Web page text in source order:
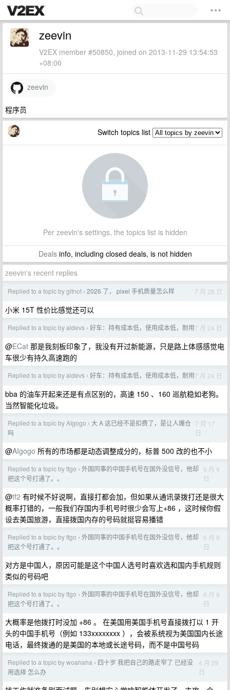
zeevin
V2EX member #50850, joined on 2013-11-29 13:54:53
+08:00
zeevin
程序员
Switch topics list
Per zeevin's settings, the topics list is hidden
Dealsinfo, including closed deals, is not hidden
zeevin's recent replies
Replied to a topic by gitnot › 2026 了， pixel 手机质量怎么样 7 月 28 日
小米 15T 性价比感觉还可以
Replied to a topic by aidevs › 好车：持有成本低，使用成本低，耐用7 月 24 日
@ECat 那是我刻板印象了，我没有开过新能源，只是路上体感感觉电
车很少有持久高速跑的
Replied to a topic by aidevs › 好车：持有成本低，使用成本低，耐用7 月 24 日
bba 的油车开起来还是有点区别的，高速 150 、160 巡航稳如老狗。
当然智能化垃圾。
Replied to a topic by AIgogo › 大 A 这已经不是扣费了，是让人爆仓
吗
7 月 17
日
@AIgogo 所有的市场都是动态调整成分的，标普 500 改的也不小
Replied to a topic by ttgo › 外国同事的中国手机号在国外没信号，他却
把这个号打通了。。
6 月 9
日
@tf2 有时候不好说啊，直接打都会加，但如果从通讯录拨打还是很大
概率打错的，一般我们存国内手机号时很少会写上+86 ，这时候你假
设去美国旅游，直接拨国内存的号码就挺容易播错
Replied to a topic by ttgo › 外国同事的中国手机号在国外没信号，他却
把这个号打通了。。
6 月 9
日
对方是中国人，原因可能是这个中国人选号时喜欢选和国内手机规则
类似的号码吧
Replied to a topic by ttgo › 外国同事的中国手机号在国外没信号，他却
把这个号打通了。。
6 月 9
日
大概率是他拨打时没加 +86 。 在美国用美国手机号直接拨打以 1 开
头的中国手机号（例如 133xxxxxxxx ），会被系统视为美国国内长途
电话，最终拨通的是美国的本地或长途号码，而不是中国号码
Replied to a topic by woahaha › 四十岁 我把自己的路走窄了 已经没
用选择 怎么办
4 月 29
日